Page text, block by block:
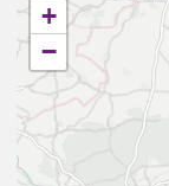
+
−